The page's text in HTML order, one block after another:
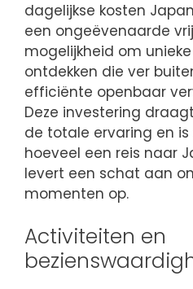
dagelijkse kosten
een ongeëvenaarde
mogelijkheid om
ontdekken die ver
efficiënte openbaar
Deze investering
de totale ervaring en
hoeveel een reis naar
levert een schat aan
momenten op.
Activiteiten en